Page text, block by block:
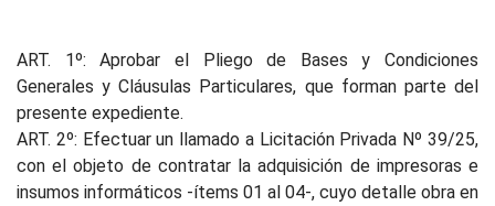
ART. 1º: Aprobar el Pliego de Bases y Condiciones
Generales y Cláusulas Particulares, que forman parte del
presente expediente.
ART. 2º: Efectuar un llamado a Licitación Privada Nº 39/25,
con el objeto de contratar la adquisición de impresoras e
insumos informáticos -ítems 01 al 04-, cuyo detalle obra en